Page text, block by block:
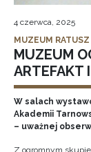
4 czerwca, 2025
MUZEUM
MUZEUM
ARTEFAKT
W salach
Akademii
– uważnej
Z ogromnym